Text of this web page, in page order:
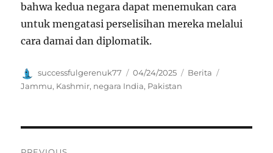
bahwa kedua negara dapat menemukan cara
untuk mengatasi perselisihan mereka melalui
cara damai dan diplomatik.
Author
successfulgerenuk77
Posted
on
04/24/2025 Categories
Berita
Jammu, Kashmir, negara India, Pakistan